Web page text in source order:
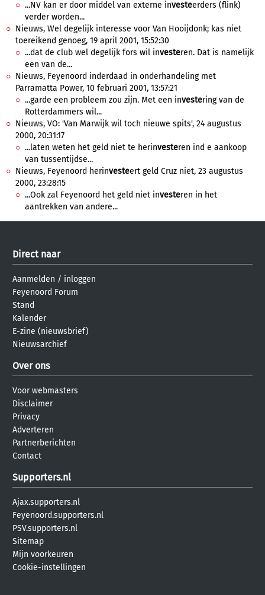
...NV kan er door middel van externe investeerders (flink)
verder worden...
Nieuws, Wel degelijk interesse voor Van Hooijdonk; kas niet
toereikend genoeg, 19 april 2001, 15:52:30
...dat de club wel degelijk fors wil investeren. Dat is namelijk
een van de...
Nieuws, Feyenoord inderdaad in onderhandeling met
Parramatta Power, 10 februari 2001, 13:57:21
...garde een probleem zou zijn. Met een investering van de
Rotterdammers wil...
Nieuws, VO: 'Van Marwijk wil toch nieuwe spits', 24 augustus
2000, 20:31:17
...laten weten het geld niet te herinvesteren ind e aankoop
van tussentijdse...
Nieuws, Feyenoord herinvesteert geld Cruz niet, 23 augustus
2000, 23:28:15
...Ook zal Feyenoord het geld niet investeren in het
aantrekken van andere...
Direct naar
Aanmelden / inloggen
Feyenoord Forum
Stand
Kalender
E-zine (nieuwsbrief)
Nieuwsarchief
Over ons
Voor webmasters
Disclaimer
Privacy
Adverteren
Partnerberichten
Contact
Supporters.nl
Ajax.supporters.nl
Feyenoord.supporters.nl
PSV.supporters.nl
Sitemap
Mijn voorkeuren
Cookie-instellingen